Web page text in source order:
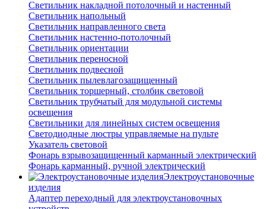
Светильник накладной потолочный и настенный
Светильник напольный
Светильник направленного света
Светильник настенно-потолочный
Светильник ориентации
Светильник переносной
Светильник подвесной
Светильник пылевлагозащищенный
Светильник торшерный, столбик световой
Светильник трубчатый для модульной системы
освещения
Светильники для линейных систем освещения
Светодиодные люстры управляемые на пульте
Указатель световой
Фонарь взрывозащищенный карманный электрический
Фонарь карманный, ручной электрический
Электроустановочные
изделия
Адаптер переходный для электроустановочных